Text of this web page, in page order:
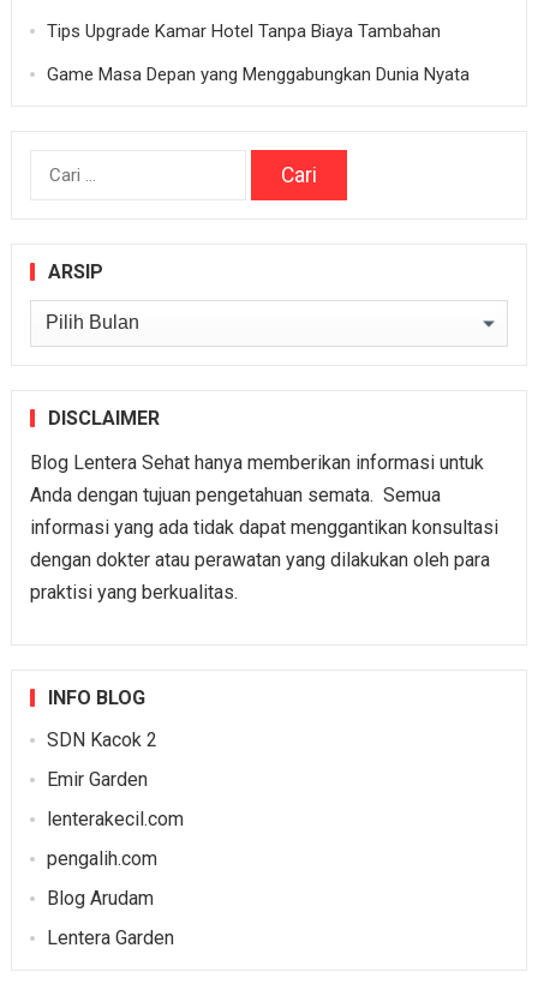
Tips Upgrade Kamar Hotel Tanpa Biaya Tambahan
Game Masa Depan yang Menggabungkan Dunia Nyata
Cari
ARSIP
Arsip
DISCLAIMER
Blog Lentera Sehat hanya memberikan informasi untuk
Anda dengan tujuan pengetahuan semata. Semua
informasi yang ada tidak dapat menggantikan konsultasi
dengan dokter atau perawatan yang dilakukan oleh para
praktisi yang berkualitas.
INFO BLOG
SDN Kacok 2
Emir Garden
lenterakecil.com
pengalih.com
Blog Arudam
Lentera Garden